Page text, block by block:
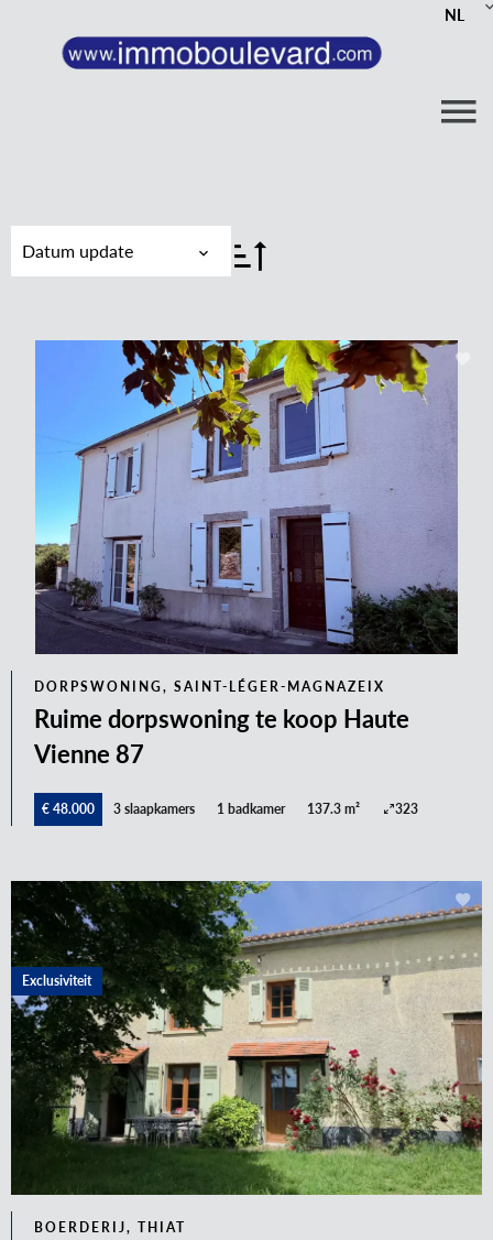
NL
Datum update
DORPSWONING, SAINT-LÉGER-MAGNAZEIX
Ruime dorpswoning te koop Haute
Vienne 87
€ 48.000 3 slaapkamers 1 badkamer 137.3 m² 323
BOERDERIJ, THIAT
Exclusiviteit